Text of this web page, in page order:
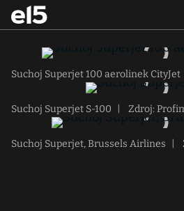
Suchoj Superjet 100 aerolinek CityJet
Suchoj Superjet S-100 Zdroj:
Suchoj Superjet, Brussels Airlines